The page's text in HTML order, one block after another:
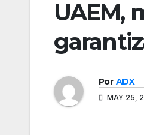
UAEM,
Por ADX
MAY 25,